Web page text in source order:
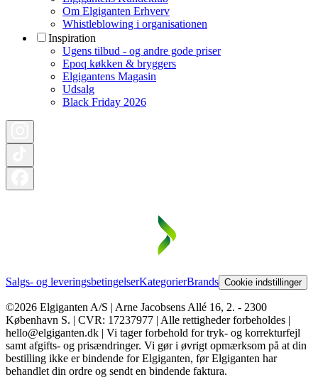
Om Elgiganten Erhverv
Whistleblowing i organisationen
Inspiration
Ugens tilbud - og andre gode priser
Epoq køkken & bryggers
Elgigantens Magasin
Udsalg
Black Friday 2026
Salgs- og leveringsbetingelserKategorierBrands Cookie indstillinger
©2026 Elgiganten A/S | Arne Jacobsens Allé 16, 2. - 2300
København S. | CVR: 17237977 | Alle rettigheder forbeholdes |
hello@elgiganten.dk | Vi tager forbehold for tryk- og korrekturfejl
samt afgifts- og prisændringer. Vi gør i øvrigt opmærksom på at din
bestilling ikke er bindende for Elgiganten, før Elgiganten har
behandlet din ordre og sendt en bindende faktura.